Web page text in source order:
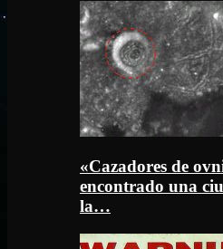
«Cazadores de
encontrado una
la…